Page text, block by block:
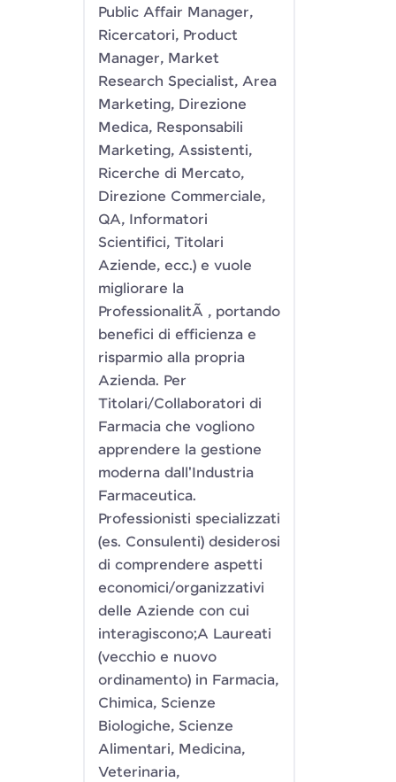
Public Affair Manager,
Ricercatori, Product
Manager, Market
Research Specialist, Area
Marketing, Direzione
Medica, Responsabili
Marketing, Assistenti,
Ricerche di Mercato,
Direzione Commerciale,
QA, Informatori
Scientifici, Titolari
Aziende, ecc.) e vuole
migliorare la
ProfessionalitÃ , portando
benefici di efficienza e
risparmio alla propria
Azienda. Per
Titolari/Collaboratori di
Farmacia che vogliono
apprendere la gestione
moderna dall'Industria
Farmaceutica.
Professionisti specializzati
(es. Consulenti) desiderosi
di comprendere aspetti
economici/organizzativi
delle Aziende con cui
interagiscono;A Laureati
(vecchio e nuovo
ordinamento) in Farmacia,
Chimica, Scienze
Biologiche, Scienze
Alimentari, Medicina,
Veterinaria,